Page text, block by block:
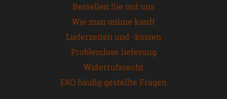
Bestellen Sie mit uns
Wie man online kauft
Lieferzeiten und -kosten
Problemlose lieferung
Widerrufsrecht
FAQ häufig gestellte Fragen